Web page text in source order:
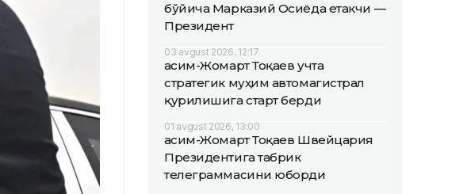
бўйича Марказий Осиёда етакчи —
Президент
03 avgust 2026, 12:17
Қасим-Жомарт Тоқаев учта
стратегик муҳим автомагистрал
қурилишига старт берди
01 avgust 2026, 13:00
Қасим-Жомарт Тоқаев Швейцария
Президентига табрик
телеграммасини юборди